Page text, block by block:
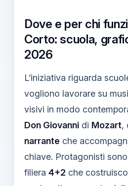
Dove e per chi
Corto: scuola,
2026
L’iniziativa riguarda
vogliono lavorare su
visivi in modo
Don Giovanni di Mozart,
narrante che
chiave. Protagonisti
filiera 4+2 che